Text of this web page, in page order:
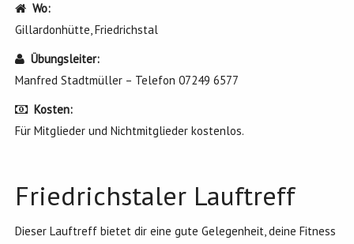
Wo:
Gillardonhütte, Friedrichstal
Übungsleiter:
Manfred Stadtmüller – Telefon 07249 6577
Kosten:
Für Mitglieder und Nichtmitglieder kostenlos.
Friedrichstaler Lauftreff
Dieser Lauftreff bietet dir eine gute Gelegenheit, deine Fitness